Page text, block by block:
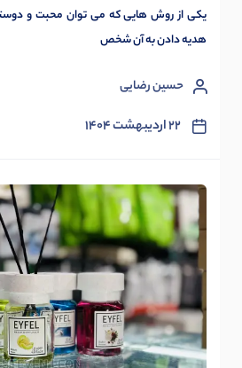
یکی از روش هایی که می توان محبت و
هدیه دادن به آن شخص
حسین رضایی
۲۲ اردیبهشت ۱۴۰۴